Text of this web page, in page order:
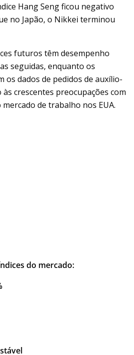
Hang Seng ficou negativo
no Japão, o Nikkei terminou
futuros têm desempenho
seguidas, enquanto os
os dados de pedidos de auxílio-
crescentes preocupações com
de trabalho nos EUA.
do mercado: